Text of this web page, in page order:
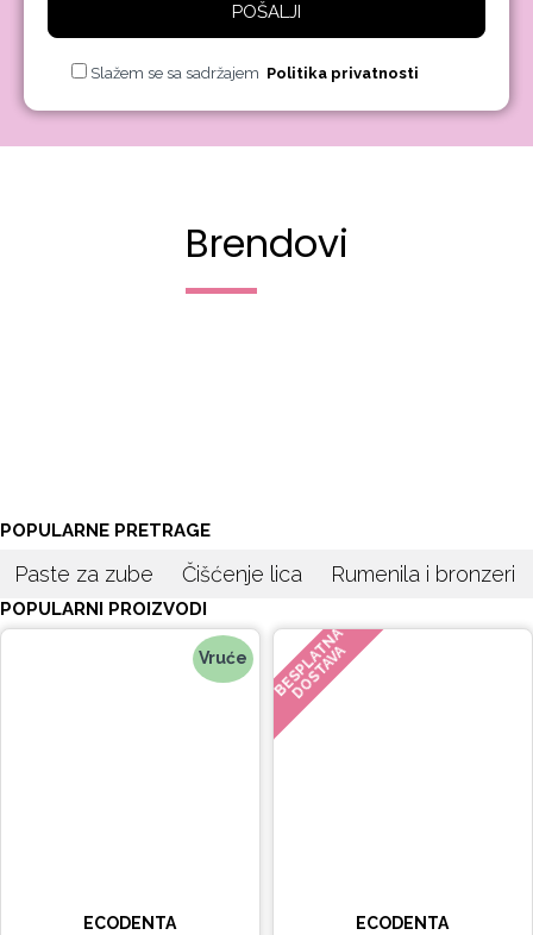
POŠALJI
Slažem se sa sadržajem Politika privatnosti
Brendovi
POPULARNE PRETRAGE
Paste za zube Čišćenje lica Rumenila i bronzeri
POPULARNI PROIZVODI
Vruće
ECODENTA
BESPLATNA
DOSTAVA
ECODENTA